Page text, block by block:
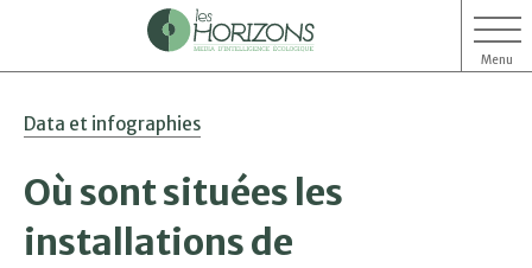
Menu
Data et infographies
Où sont situées les
installations de